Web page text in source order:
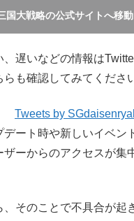
国大戦略の公式サイトへ移
、遅いなどの情報は
も確認してみてくださ
Tweets by
デート時や新しいイベン
ザーからのアクセスが集
、そのことで不具合が起